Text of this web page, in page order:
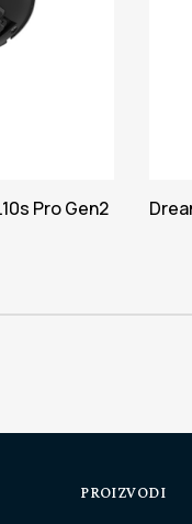
Pro Gen2
PROIZVODI